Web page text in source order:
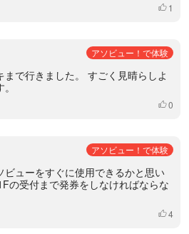
いいね
1
アソビュー！で体験
で行きました。 すごく見晴らしよ
いいね
0
アソビュー！で体験
ューをすぐに使用できるかと思い
の受付まで発券をしなければならな
いいね
4